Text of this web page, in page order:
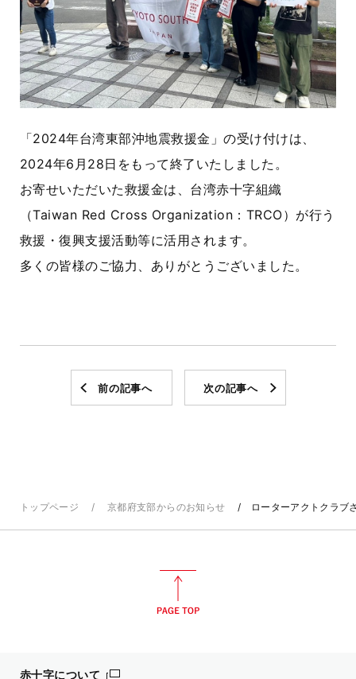
「2024年台湾東部沖地震救援金」の受け付けは、
2024年6月28日をもって終了いたしました。
お寄せいただいた救援金は、台湾赤十字組織
（Taiwan Red Cross Organization：TRCO）が行う
救援・復興支援活動等に活用されます。
多くの皆様のご協力、ありがとうございました。
前の記事へ 次の記事へ
トップページ 京都府支部からのお知らせ ローターアクトクラブ
赤十字について